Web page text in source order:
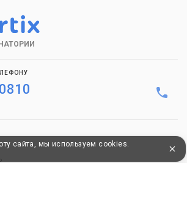
сайта, мы используем cookies.